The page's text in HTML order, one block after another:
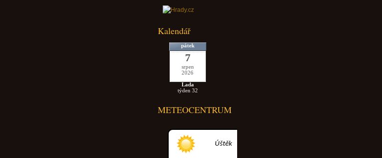
Kalendář
pátek
7
srpen
2026
Lada
týden 32
METEOCENTRUM